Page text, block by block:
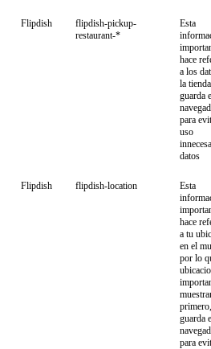
Flipdish
flipdish-pickup-
restaurant-*
Esta
hace
a los
la
guarda
para
uso
datos
Flipdish flipdish-location
Esta
hace
a tu
en el
por lo
guarda
para